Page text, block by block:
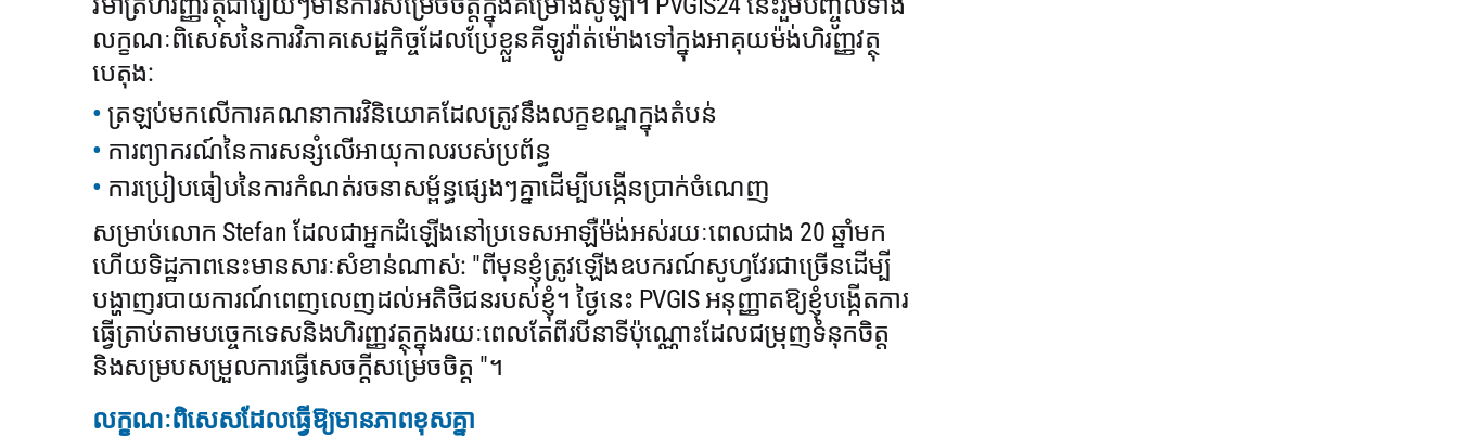
លក្ខណៈពិសេសនៃការវិភាគសេដ្ឋកិច្ចដែលប្រែខ្លួនគីឡូវ៉ាត់ម៉ោងទៅក្នុងអាគុយម៉ង់ហិរញ្ញវត្ថុ
បេតុង:
ត្រឡប់មកលើការគណនាការវិនិយោគដែលត្រូវនឹងលក្ខខណ្ឌក្នុងតំបន់
ការព្យាករណ៍នៃការសន្សំលើអាយុកាលរបស់ប្រព័ន្ធ
ការប្រៀបធៀបនៃការកំណត់រចនាសម្ព័ន្ធផ្សេងៗគ្នាដើម្បីបង្កើនប្រាក់ចំណេញ
សម្រាប់លោក Stefan ដែលជាអ្នកដំឡើងនៅប្រទេសអាឡឺម៉ង់អស់រយៈពេលជាង 20 ឆ្នាំមក
ហើយទិដ្ឋភាពនេះមានសារៈសំខាន់ណាស់: "ពីមុនខ្ញុំត្រូវឡើងឧបករណ៍សូហ្វវែរជាច្រើនដើម្បី
បង្ហាញរបាយការណ៍ពេញលេញដល់អតិថិជនរបស់ខ្ញុំ។ ថ្ងៃនេះ PVGIS អនុញ្ញាតឱ្យខ្ញុំបង្កើតការ
ធ្វើត្រាប់តាមបច្ចេកទេសនិងហិរញ្ញវត្ថុក្នុងរយៈពេលតែពីរបីនាទីប៉ុណ្ណោះដែលជម្រុញទំនុកចិត្ត
និងសម្របសម្រួលការធ្វើសេចក្តីសម្រេចចិត្ត "។
លក្ខណៈពិសេសដែលធ្វើឱ្យមានភាពខុសគ្នា